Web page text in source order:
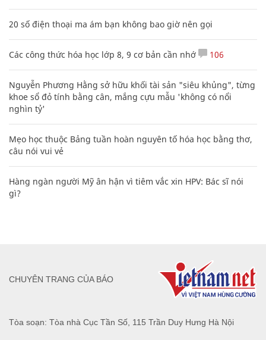
20 số điện thoại ma ám bạn không bao giờ nên gọi
Các công thức hóa học lớp 8, 9 cơ bản cần nhớ 106
Nguyễn Phương Hằng sở hữu khối tài sản "siêu khủng", từng
khoe sổ đỏ tính bằng cân, mắng cựu mẫu 'không có nổi
nghìn tỷ'
Mẹo học thuộc Bảng tuần hoàn nguyên tố hóa học bằng thơ,
câu nói vui vẻ
Hàng ngàn người Mỹ ân hận vì tiêm vắc xin HPV: Bác sĩ nói
gì?
Tòa soạn: Tòa nhà Cục Tần Số, 115 Trần Duy Hưng Hà Nội
CHUYÊN TRANG CỦA BÁO